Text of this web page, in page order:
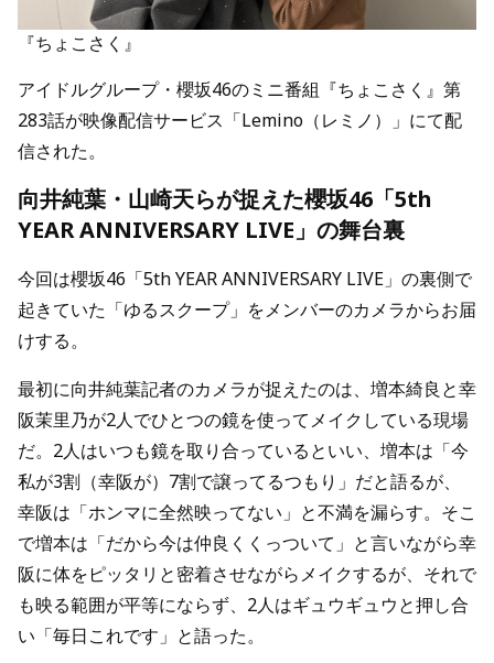
『ちょこさく』
アイドルグループ・櫻坂46のミニ番組『ちょこさく』第
283話が映像配信サービス「Lemino（レミノ）」にて配
信された。
向井純葉・山崎天らが捉えた櫻坂46「5th
YEAR ANNIVERSARY LIVE」の舞台裏
今回は櫻坂46「5th YEAR ANNIVERSARY LIVE」の裏側で
起きていた「ゆるスクープ」をメンバーのカメラからお届
けする。
最初に向井純葉記者のカメラが捉えたのは、増本綺良と幸
阪茉里乃が2人でひとつの鏡を使ってメイクしている現場
だ。2人はいつも鏡を取り合っているといい、増本は「今
私が3割（幸阪が）7割で譲ってるつもり」だと語るが、
幸阪は「ホンマに全然映ってない」と不満を漏らす。そこ
で増本は「だから今は仲良くくっついて」と言いながら幸
阪に体をピッタリと密着させながらメイクするが、それで
も映る範囲が平等にならず、2人はギュウギュウと押し合
い「毎日これです」と語った。